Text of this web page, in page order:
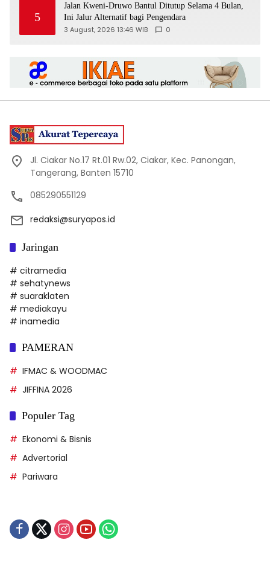
5
Jalan Kweni-Druwo Bantul Ditutup Selama 4 Bulan,
Ini Jalur Alternatif bagi Pengendara
3 August, 2026 13:46 WIB 0
Jl. Ciakar No.17 Rt.01 Rw.02, Ciakar, Kec. Panongan,
Tangerang, Banten 15710
085290551129
redaksi@suryapos.id
Jaringan
# citramedia
# sehatynews
# suaraklaten
# mediakayu
# inamedia
PAMERAN
IFMAC & WOODMAC
JIFFINA 2026
Populer Tag
Ekonomi & Bisnis
Advertorial
Pariwara